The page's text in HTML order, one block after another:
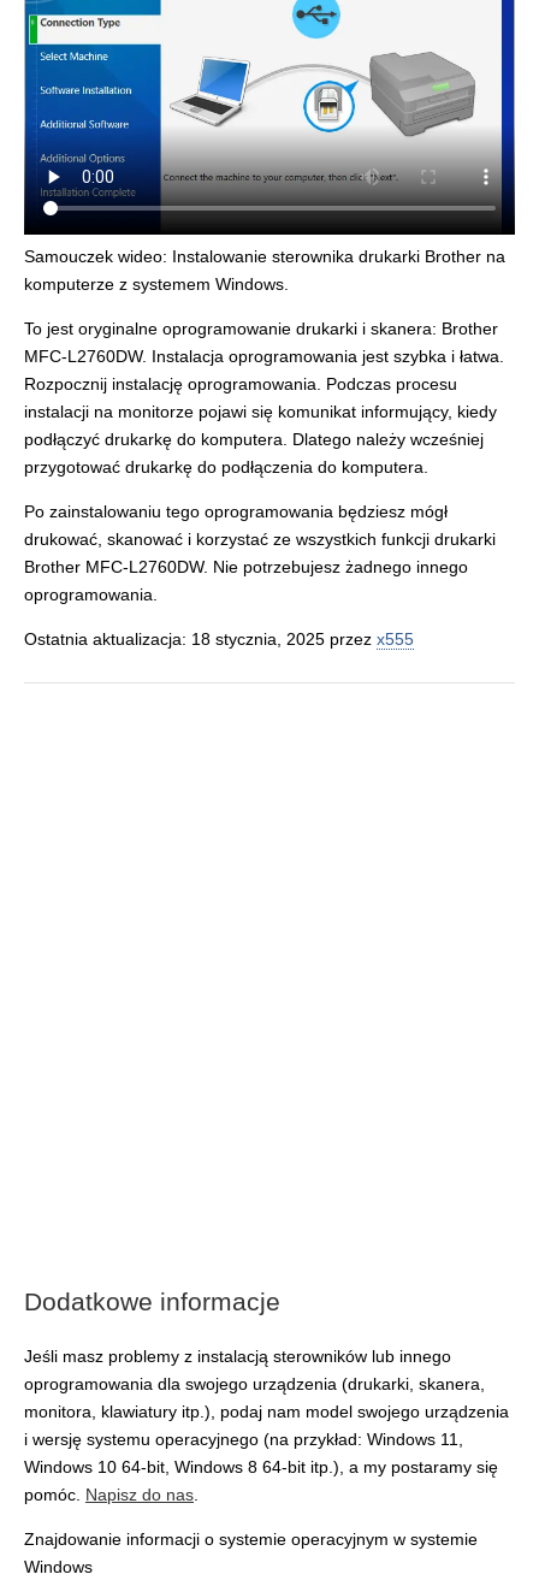
Samouczek wideo: Instalowanie sterownika drukarki Brother na
komputerze z systemem Windows.
To jest oryginalne oprogramowanie drukarki i skanera: Brother
MFC-L2760DW. Instalacja oprogramowania jest szybka i łatwa.
Rozpocznij instalację oprogramowania. Podczas procesu
instalacji na monitorze pojawi się komunikat informujący, kiedy
podłączyć drukarkę do komputera. Dlatego należy wcześniej
przygotować drukarkę do podłączenia do komputera.
Po zainstalowaniu tego oprogramowania będziesz mógł
drukować, skanować i korzystać ze wszystkich funkcji drukarki
Brother MFC-L2760DW. Nie potrzebujesz żadnego innego
oprogramowania.
Ostatnia aktualizacja: 18 stycznia, 2025 przez x555
Dodatkowe informacje
Jeśli masz problemy z instalacją sterowników lub innego
oprogramowania dla swojego urządzenia (drukarki, skanera,
monitora, klawiatury itp.), podaj nam model swojego urządzenia
i wersję systemu operacyjnego (na przykład: Windows 11,
Windows 10 64-bit, Windows 8 64-bit itp.), a my postaramy się
pomóc. Napisz do nas
Znajdowanie informacji o systemie operacyjnym w systemie
Windows